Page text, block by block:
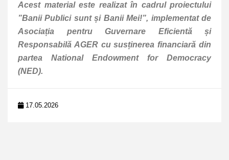
Acest material este realizat în cadrul proiectului
”Banii Publici sunt și Banii Mei!”, implementat de
Asociația pentru Guvernare Eficientă și
Responsabilă AGER cu susținerea financiară din
partea National Endowment for Democracy
(NED).
17.05.2026